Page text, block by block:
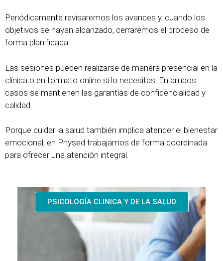
Periódicamente revisaremos los avances y, cuando los
objetivos se hayan alcanzado, cerraremos el proceso de
forma planificada.
Las sesiones pueden realizarse de manera presencial en la
clínica o en formato online si lo necesitas. En ambos
casos se mantienen las garantías de confidencialidad y
calidad.
Porque cuidar la salud también implica atender el bienestar
emocional, en Physed trabajamos de forma coordinada
para ofrecer una atención integral.
PSICOLOGÍA CLINICA Y DE LA SALUD